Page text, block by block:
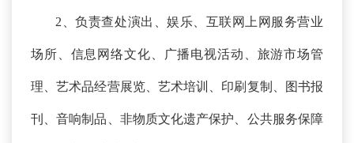
2、负责查处演出、娱乐、互联网上网服务营业
场所、信息网络文化、广播电视活动、旅游市场管
理、艺术品经营展览、艺术培训、印刷复制、图书报
刊、音响制品、非物质文化遗产保护、公共服务保障